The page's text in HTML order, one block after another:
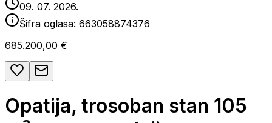
09. 07. 2026.
Šifra oglasa: 663058874376
685.200,00 €
Opatija, trosoban stan 105